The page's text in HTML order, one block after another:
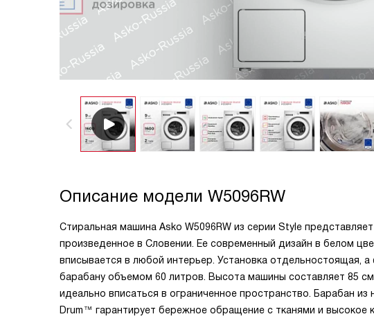
Описание модели W5096RW
Стиральная машина Asko W5096RW из серии Style
произведенное в Словении. Ее современный дизайн в белом
вписывается в любой интерьер. Установка отдельностоящая,
барабану объемом 60 литров. Высота машины составляет 85
идеально вписаться в ограниченное пространство. Барабан
Drum™ гарантирует бережное обращение с тканями и высокое